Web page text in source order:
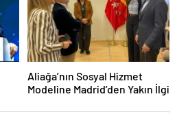
Aliağa’nın Sosyal Hizmet
Modeline Madrid’den Yakın İlgi